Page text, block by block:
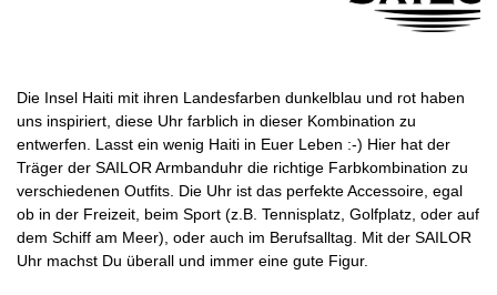
Die Insel Haiti mit ihren Landesfarben dunkelblau und rot haben
uns inspiriert, diese Uhr farblich in dieser Kombination zu
entwerfen. Lasst ein wenig Haiti in Euer Leben :-) Hier hat der
Träger der SAILOR Armbanduhr die richtige Farbkombination zu
verschiedenen Outfits. Die Uhr ist das perfekte Accessoire, egal
ob in der Freizeit, beim Sport (z.B. Tennisplatz, Golfplatz, oder auf
dem Schiff am Meer), oder auch im Berufsalltag. Mit der SAILOR
Uhr machst Du überall und immer eine gute Figur.